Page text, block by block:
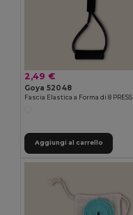
2,49 €
Goya 52048
Fascia Elastica a Forma di 8 PRESS
Aggiungi al carrello